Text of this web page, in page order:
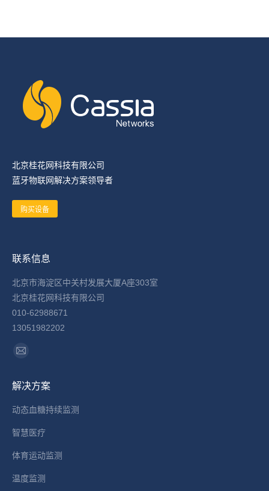
北京桂花网科技有限公司
蓝牙物联网解决方案领导者
购买设备
联系信息
北京市海淀区中关村发展大厦A座303室
北京桂花网科技有限公司
010-62988671
13051982202
找到我们：
Mail
opens
in
window
解决方案
动态血糖持续监测
智慧医疗
体育运动监测
温度监测